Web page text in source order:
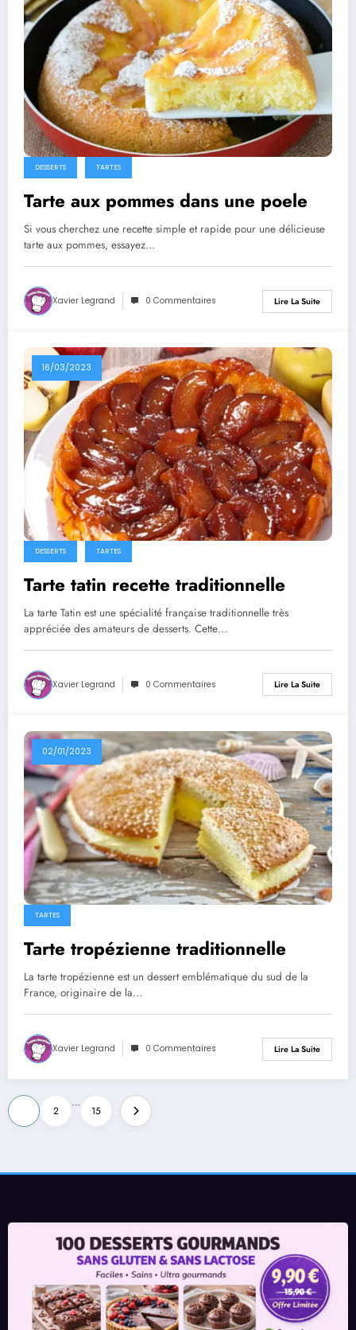
DESSERTS TARTES
Tarte aux pommes dans une poele
Si vous cherchez une recette simple et rapide pour une délicieuse
tarte aux pommes, essayez…
Xavier Legrand 0 Commentaires Lire La Suite
16/03/2023
DESSERTS TARTES
Tarte tatin recette traditionnelle
La tarte Tatin est une spécialité française traditionnelle très
appréciée des amateurs de desserts. Cette…
Xavier Legrand 0 Commentaires Lire La Suite
02/01/2023
TARTES
Tarte tropézienne traditionnelle
La tarte tropézienne est un dessert emblématique du sud de la
France, originaire de la…
Xavier Legrand 0 Commentaires Lire La Suite
Pagination
des
2
…
15